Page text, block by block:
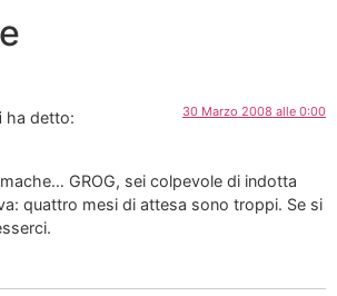
ha detto: 30 Marzo 2008 alle 0:00
GROG, sei colpevole di indotta
quattro mesi di attesa sono troppi. Se si